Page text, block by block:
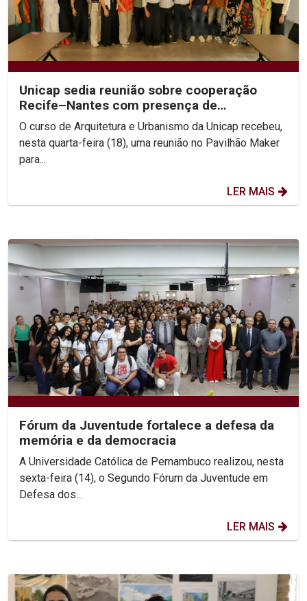
Unicap sedia reunião sobre cooperação
Recife–Nantes com presença de
secretários do Recife
O curso de Arquitetura e Urbanismo da Unicap recebeu,
nesta quarta-feira (18), uma reunião no Pavilhão Maker
para...
LER MAIS
Fórum da Juventude fortalece a defesa da
memória e da democracia
A Universidade Católica de Pernambuco realizou, nesta
sexta-feira (14), o Segundo Fórum da Juventude em
Defesa dos...
LER MAIS